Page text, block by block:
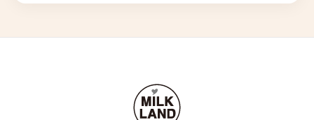
9月24日（木）対 東北楽天ゴールデンイーグルス：20組40名
・MILKAND北海道コカ･コーラ賞：ジョージア ミルクコーヒー24本
・MILKANDミツカン賞：フルーティス™あまおう6本入り1ケース